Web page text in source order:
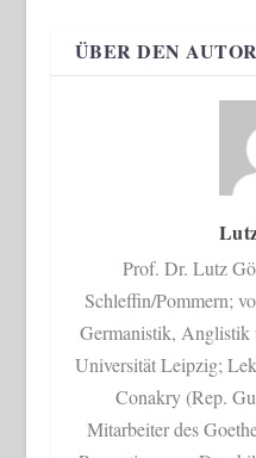
ÜBER DEN AUTOR
Prof. Dr. Lutz
Schleffin/Pommern;
Germanistik, Anglistik
Universität Leipzig;
Conakry (Rep.
Mitarbeiter des